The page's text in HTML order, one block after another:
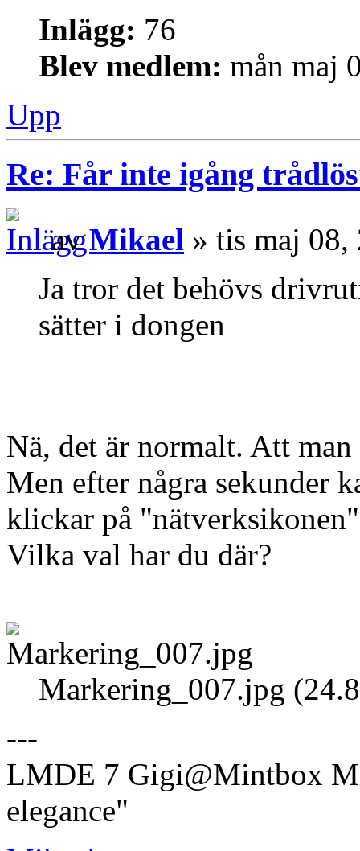
Inlägg: 76
Blev medlem: mån maj
Upp
Re: Får inte igång
avMikael » tis maj 08,
Ja tror det behövs
sätter i dongen
Nä, det är normalt. Att
Men efter några sekunder
klickar på
Vilka val har du där?
Markering_007.jpg
---
LMDE 7 Gigi@Mintbox
elegance"